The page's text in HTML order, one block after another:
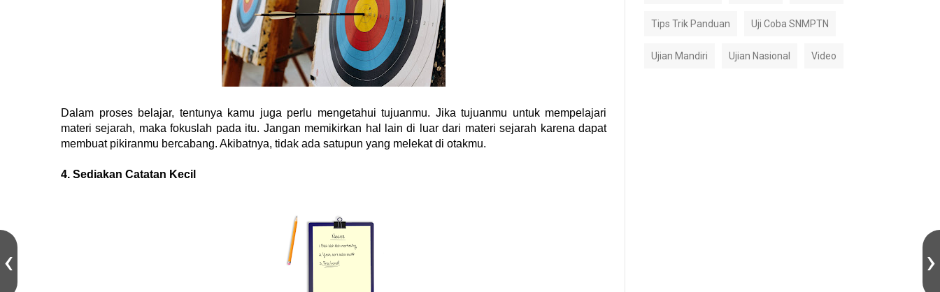
Dalam proses belajar, tentunya kamu juga perlu mengetahui tujuanmu. Jika tujuanmu untuk mempelajari
materi sejarah, maka fokuslah pada itu. Jangan memikirkan hal lain di luar dari materi sejarah karena dapat
membuat pikiranmu bercabang. Akibatnya, tidak ada satupun yang melekat di otakmu.
4. Sediakan Catatan Kecil
Tips Trik Panduan Uji Coba SNMPTN
Ujian Mandiri Ujian Nasional Video